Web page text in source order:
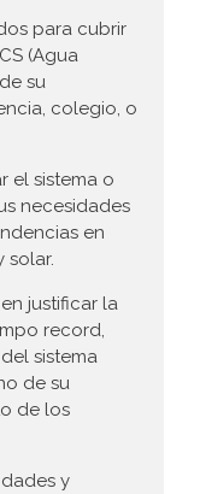
para cubrir
(Agua
su
colegio, o
el sistema o
necesidades
en
solar.
justificar la
record,
sistema
de su
de los
y